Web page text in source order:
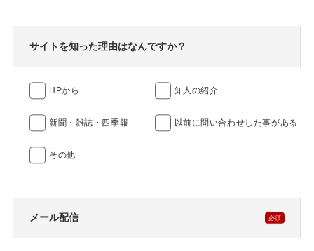
サイトを知った理由はなんですか？
HPから 知人の紹介
新聞・雑誌・四季報 以前に問い合わせした事がある
その他
メール配信